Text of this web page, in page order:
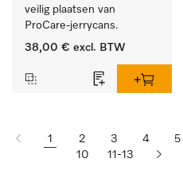
veilig plaatsen van
ProCare-jerrycans.
38,00 € excl. BTW
1 2 3 4 5
10
11-13